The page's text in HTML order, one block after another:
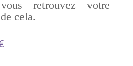
retrouvez votre
cela.
Plage